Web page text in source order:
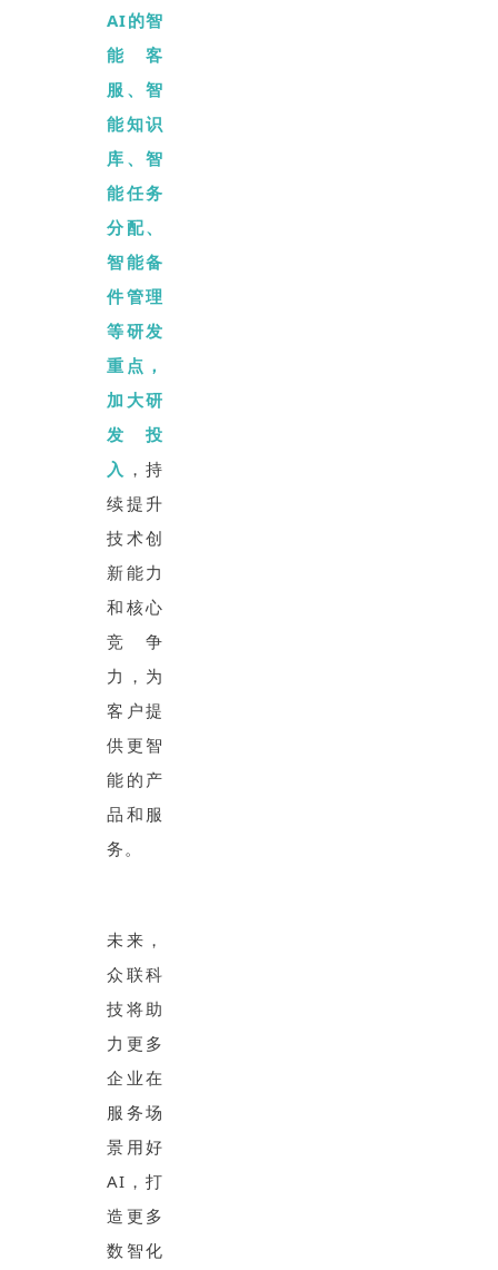
AI的智
能客
服、智
能知识
库、智
能任务
分配、
智能备
件管理
等研发
重点，
加大研
发投
入 ，持
续提升
技术创
新能力
和核心
竞争
力，为
客户提
供更智
能的产
品和服
务。
未来，
众联科
技将助
力更多
企业在
服务场
景用好
AI，打
造更多
数智化